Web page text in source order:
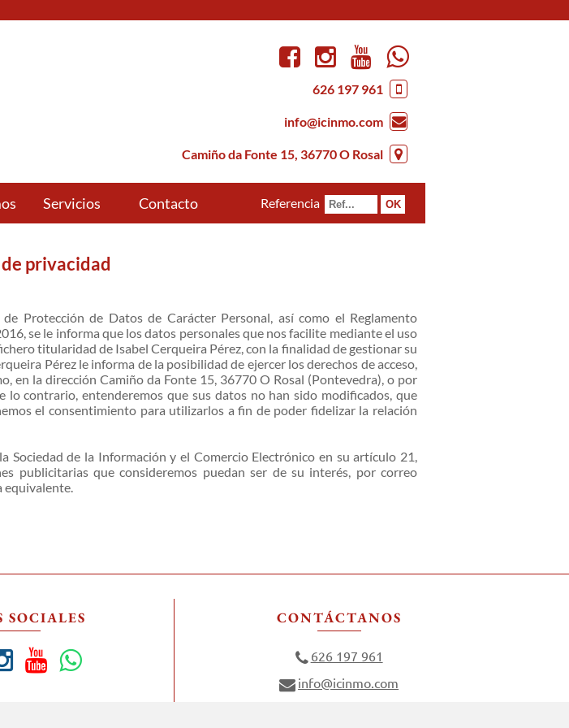
626 197 961
info@icinmo.com
Camiño da Fonte 15, 36770 O Rosal
Servicios Contacto Referencia
privacidad
Protección de Datos de Carácter Personal, así como el Reglamento
, se le informa que los datos personales que nos facilite mediante el uso
titularidad de Isabel Cerqueira Pérez, con la finalidad de gestionar su
Pérez le informa de la posibilidad de ejercer los derechos de acceso,
en la dirección Camiño da Fonte 15, 36770 O Rosal (Pontevedra), o por
lo contrario, entenderemos que sus datos no han sido modificados, que
el consentimiento para utilizarlos a fin de poder fidelizar la relación
Sociedad de la Información y el Comercio Electrónico en su artículo 21,
publicitarias que consideremos puedan ser de su interés, por correo
equivalente.
SOCIALES CONTÁCTANOS
626 197 961
info@icinmo.com